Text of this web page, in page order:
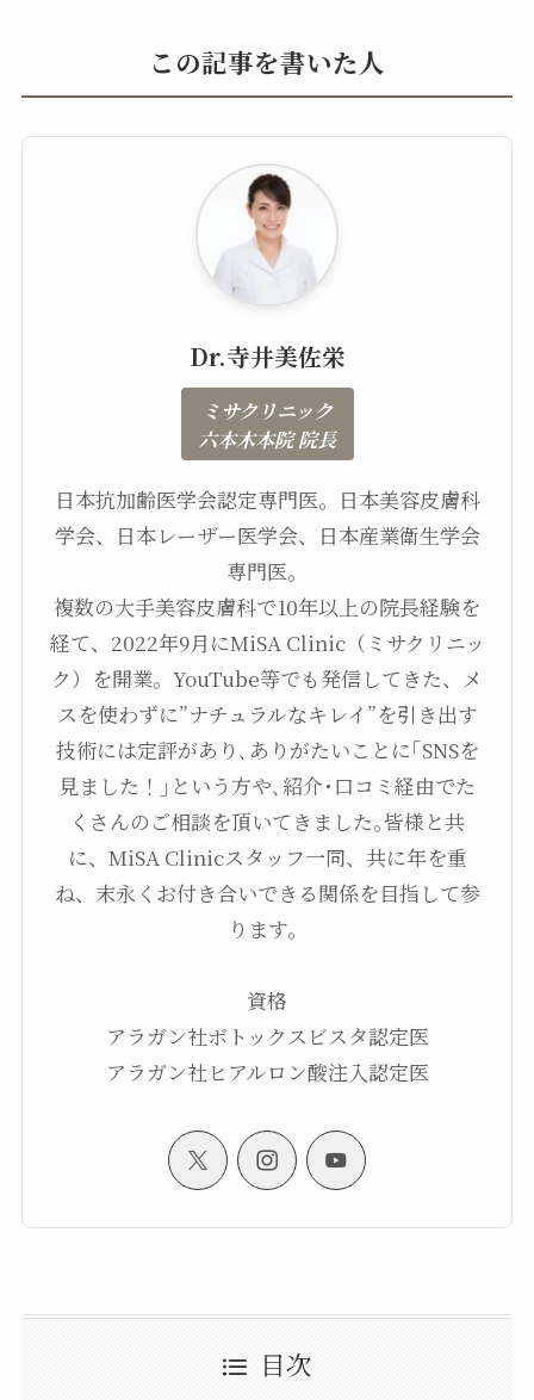
この記事を書いた人
Dr.寺井美佐栄
ミサクリニック
六本木本院 院長
日本抗加齢医学会認定専門医。日本美容皮膚科
学会、日本レーザー医学会、日本産業衛生学会
専門医。
複数の大手美容皮膚科で10年以上の院長経験を
経て、2022年9月にMiSA Clinic（ミサクリニッ
ク）を開業。YouTube等でも発信してきた、メ
スを使わずに”ナチュラルなキレイ”を引き出す
技術には定評があり､ありがたいことに｢SNSを
見ました！｣という方や､紹介･口コミ経由でた
くさんのご相談を頂いてきました｡皆様と共
に、MiSA Clinicスタッフ一同、共に年を重
ね、末永くお付き合いできる関係を目指して参
ります。
資格
アラガン社ボトックスビスタ認定医
アラガン社ヒアルロン酸注入認定医
目次